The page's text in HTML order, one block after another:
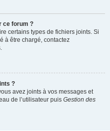
ce forum ?
certains types de fichiers joints. Si
à être chargé, contactez
?
avez joints à vos messages et
de l’utilisateur puis Gestion des